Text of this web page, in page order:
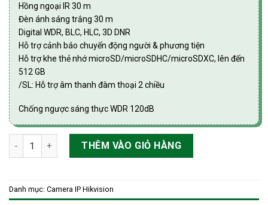
Hồng ngoại IR 30 m
Đèn ánh sáng trắng 30 m
Digital WDR, BLC, HLC, 3D DNR
Hỗ trợ cảnh báo chuyển động người & phương tiện
Hỗ trợ khe thẻ nhớ microSD/microSDHC/microSDXC, lên đến
512 GB
/SL: Hỗ trợ âm thanh đàm thoại 2 chiều
Chống ngược sáng thực WDR 120dB
Camera IP 4MP thân trụ HIKvision DS-2CD1043G2-LIUF/SL số
THÊM VÀO GIỎ HÀNG
Danh mục: Camera IP Hikvision